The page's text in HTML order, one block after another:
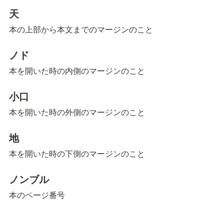
天
本の上部から本文までのマージンのこと
ノド
本を開いた時の内側のマージンのこと
小口
本を開いた時の外側のマージンのこと
地
本を開いた時の下側のマージンのこと
ノンブル
本のページ番号